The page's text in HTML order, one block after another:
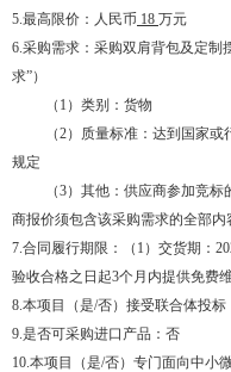
5.最高限价：人民币 18 万元
6.采购需求：采购双肩背包及定制
求”）
（1）类别：货物
（2）质量标准：达到国家
规定
（3）其他：供应商参加竞
商报价须包含该采购需求的全部内
7.合同履行期限：（1）交货期 ：
验收合格之日起3个月内提供免费
8.本项目（是/否）接受联合体投标
9.是否可采购进口产品：否
10.本项目（是/否）专门面向中小